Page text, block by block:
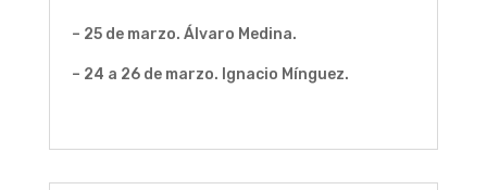
– 25 de marzo. Álvaro Medina.
– 24 a 26 de marzo. Ignacio Mínguez.